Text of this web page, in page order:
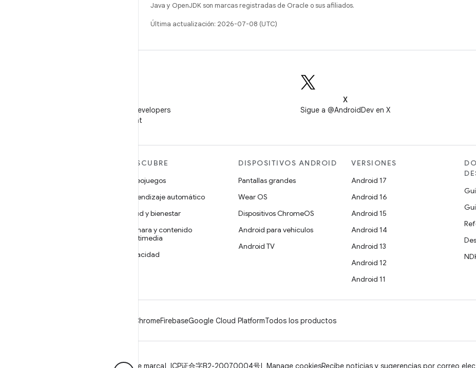
Java y OpenJDK son marcas registradas de Oracle o sus afiliados.
Última actualización: 2026-07-08 (UTC)
Sigue a Android Developers
en WeChat
X
Sigue a @AndroidDev en X
DESCUBRE
Videojuegos
Aprendizaje automático
Salud y bienestar
Cámara y contenido
multimedia
Privacidad
DISPOSITIVOS ANDROID
Pantallas grandes
Wear OS
Dispositivos ChromeOS
Android para vehículos
Android TV
VERSIONES
Android 17
Android 16
Android 15
Android 14
Android 13
Android 12
Android 11
ChromeFirebaseGoogle Cloud PlatformTodos los productos
Lineamientos de marca ICP证合字B2-20070004号 Manage cookiesRecibe noticias y sugerencias por correo